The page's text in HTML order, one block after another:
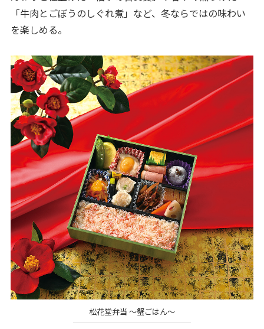
「牛肉とごぼうのしぐれ煮」など、冬ならではの味わい
を楽しめる。
松花堂弁当 ～蟹ごはん～